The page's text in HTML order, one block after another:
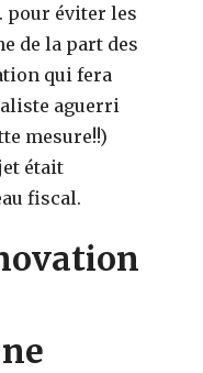
pour éviter les
de la part des
qui fera
aguerri
mesure!!)
était
fiscal.